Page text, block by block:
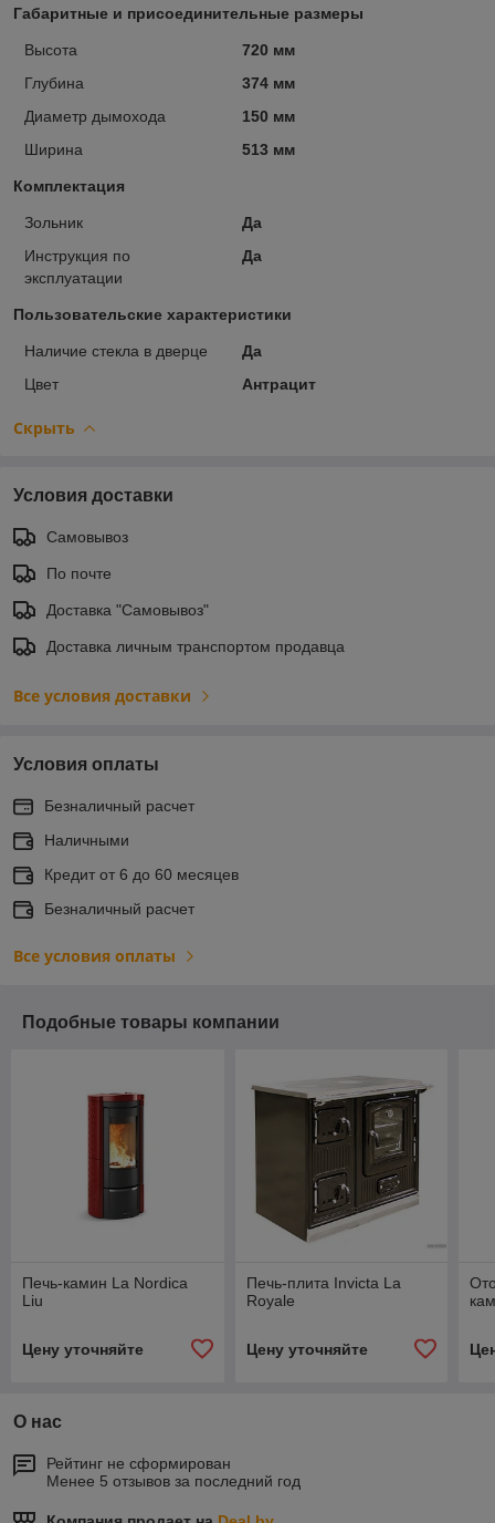
Габаритные и присоединительные размеры
Высота
720 мм
Глубина
374 мм
Диаметр дымохода
150 мм
Ширина
513 мм
Комплектация
Зольник
Да
Инструкция по
эксплуатации
Да
Пользовательские характеристики
Наличие стекла в дверце
Да
Цвет
Антрацит
Скрыть
Условия доставки
Самовывоз
По почте
Доставка "Самовывоз"
Доставка личным транспортом продавца
Все условия доставки
Условия оплаты
Безналичный расчет
Наличными
Кредит от 6 до 60 месяцев
Безналичный расчет
Все условия оплаты
Подобные товары компании
Печь-камин La Nordica
Liu
Цену уточняйте
Печь-плита Invicta La
Royale
Цену уточняйте
О нас
Рейтинг не сформирован
Менее 5 отзывов за последний год